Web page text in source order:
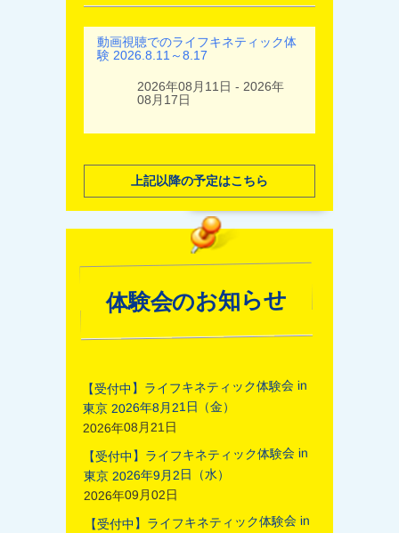
動画視聴でのライフキネティック体
験 2026.8.11～8.17
2026年08月11日 - 2026年
08月17日
上記以降の予定はこちら
体験会のお知らせ
【受付中】ライフキネティック体験会 in
東京 2026年8月21日（金）
2026年08月21日
【受付中】ライフキネティック体験会 in
東京 2026年9月2日（水）
2026年09月02日
【受付中】ライフキネティック体験会 in